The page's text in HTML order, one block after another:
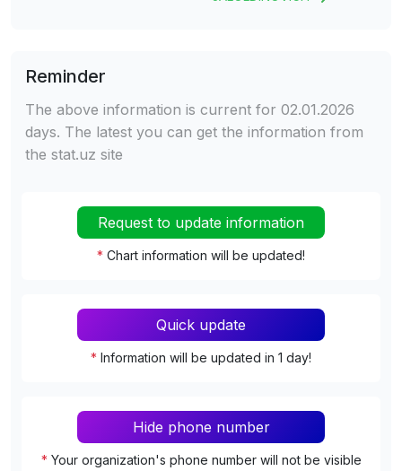
Reminder
The above information is current for 02.01.2026
days. The latest you can get the information from
the stat.uz site
Request to update information
* Chart information will be updated!
Quick update
* Information will be updated in 1 day!
Hide phone number
* Your organization's phone number will not be visible